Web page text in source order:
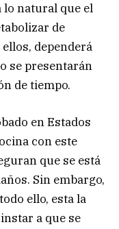
lo natural que el
de
dependerá
se presentarán
de tiempo.
en Estados
con este
que se está
Sin embargo,
ello, esta la
a que se